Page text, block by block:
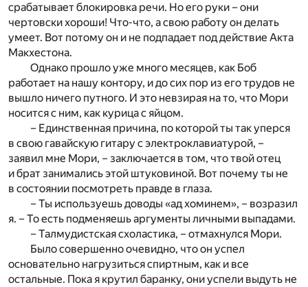
срабатывает блокировка речи. Но его руки – они
чертовски хороши! Что-что, а свою работу он делать
умеет. Вот потому он и не подпадает под действие Акта
Макхестона.
Однако прошло уже много месяцев, как Боб
работает на нашу контору, и до сих пор из его трудов не
вышло ничего путного. И это невзирая на то, что Мори
носится с ним, как курица с яйцом.
– Единственная причина, по которой ты так уперся
в свою гавайскую гитару с электроклавиатурой, –
заявил мне Мори, – заключается в том, что твой отец
и брат занимались этой штуковиной. Вот почему ты не
в состоянии посмотреть правде в глаза.
– Ты используешь доводы «ад хоминем», – возразил
я. – То есть подменяешь аргументы личными выпадами.
– Талмудистская схоластика, – отмахнулся Мори.
Было совершенно очевидно, что он успел
основательно нагрузиться спиртным, как и все
остальные. Пока я крутил баранку, они успели выдуть не